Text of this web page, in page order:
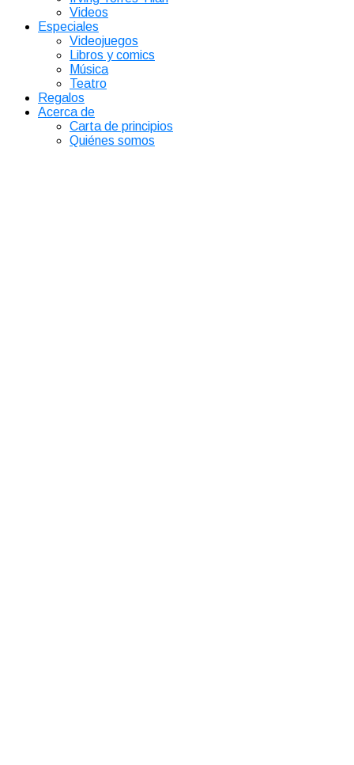
Videos
Especiales
Videojuegos
Libros y comics
Música
Teatro
Regalos
Acerca de
Carta de principios
Quiénes somos